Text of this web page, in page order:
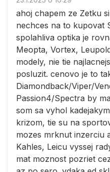
ahoj chapem ze Zetku
nechces na to kupovat
spolahliva optika je
Meopta, Vortex,
modely, nie tie
posluzit. cenovo je to
Diamondback/Viper/
Passion4/Spectra by
som sa vyhol
krizom, tie su na
mozes mrknut inzerciu
Kahles, Leicu vyssej
mat moznost pozriet